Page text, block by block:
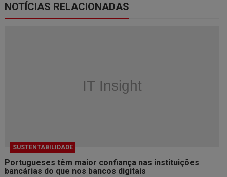
NOTÍCIAS RELACIONADAS
SUSTENTABILIDADE
Portugueses têm maior confiança nas instituições
bancárias do que nos bancos digitais